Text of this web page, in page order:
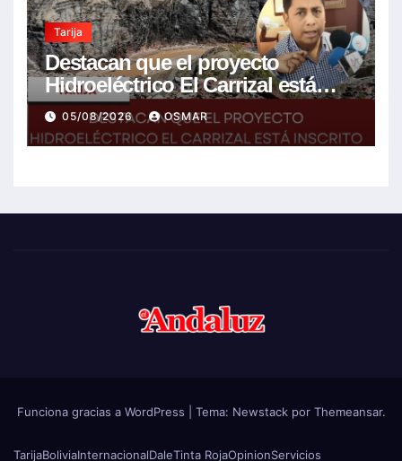
Tarija
Destacan que el proyecto
Hidroeléctrico El Carrizal está
inscrito en el Plan de Desarrollo
del gobierno
05/08/2026 OSMAR
Funciona gracias a WordPress Tema: Newstackpor Themeansar.
TarijaBoliviaInternacionalDaleTinta RojaOpinionServicios